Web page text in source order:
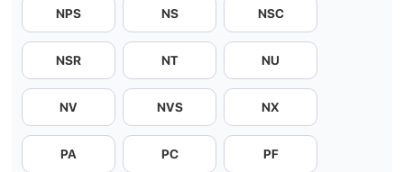
NPS NS NSC
NSR NT NU
NV NVS NX
PA PC PF